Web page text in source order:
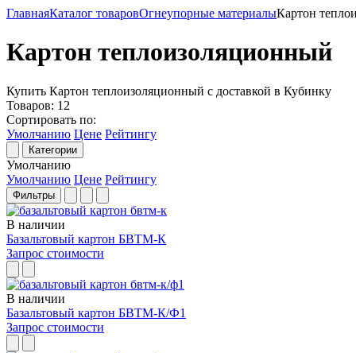
ГлавнаяКаталог товаровОгнеупорные материалыКартон
Картон теплоизоляционный
Купить Картон теплоизоляционный с доставкой в Кубинку
Товаров: 12
Сортировать по:
Умолчанию Цене Рейтингу
Категории
Умолчанию
Умолчанию Цене Рейтингу
Фильтры
В наличии
Базальтовый картон БВТМ-К
Запрос стоимости
В наличии
Базальтовый картон БВТМ-К/Ф1
Запрос стоимости